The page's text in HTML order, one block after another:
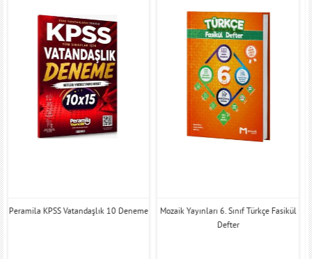
Peramila KPSS Vatandaşlık 10 Deneme
Mozaik Yayınları 6. Sınıf Türkçe Fasikül
Defter